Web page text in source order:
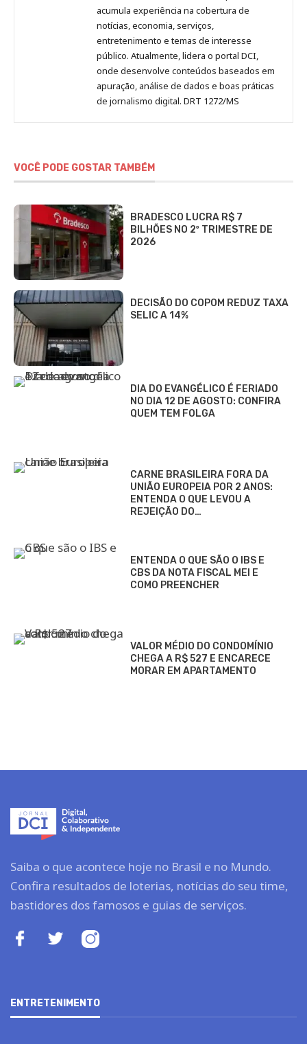
acumula experiência na cobertura de
notícias, economia, serviços,
entretenimento e temas de interesse
público. Atualmente, lidera o portal DCI,
onde desenvolve conteúdos baseados em
apuração, análise de dados e boas práticas
de jornalismo digital. DRT 1272/MS
VOCÊ PODE GOSTAR TAMBÉM
BRADESCO LUCRA R$ 7
BILHÕES NO 2º TRIMESTRE DE
2026
DECISÃO DO COPOM REDUZ TAXA
SELIC A 14%
DIA DO EVANGÉLICO É FERIADO
NO DIA 12 DE AGOSTO: CONFIRA
QUEM TEM FOLGA
CARNE BRASILEIRA FORA DA
UNIÃO EUROPEIA POR 2 ANOS:
ENTENDA O QUE LEVOU A
REJEIÇÃO DO…
ENTENDA O QUE SÃO O IBS E
CBS DA NOTA FISCAL MEI E
COMO PREENCHER
VALOR MÉDIO DO CONDOMÍNIO
CHEGA A R$ 527 E ENCARECE
MORAR EM APARTAMENTO
Saiba o que acontece hoje no Brasil e no Mundo.
Confira resultados de loterias, notícias do seu time,
bastidores dos famosos e guias de serviços.
ENTRETENIMENTO